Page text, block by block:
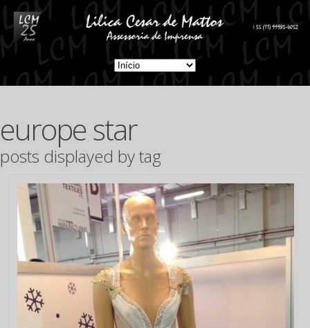
europe star
posts displayed by tag